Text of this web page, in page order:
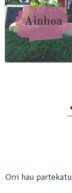
Orri hau partekatu